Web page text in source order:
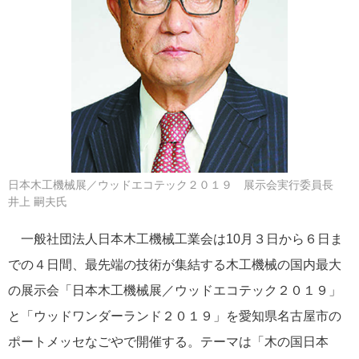
日本木工機械展／ウッドエコテック２０１９ 展示会実行委員長
井上 嗣夫氏
一般社団法人日本木工機械工業会は10月３日から６日ま
での４日間、最先端の技術が集結する木工機械の国内最大
の展示会「日本木工機械展／ウッドエコテック２０１９」
と「ウッドワンダーランド２０１９」を愛知県名古屋市の
ポートメッセなごやで開催する。テーマは「木の国日本